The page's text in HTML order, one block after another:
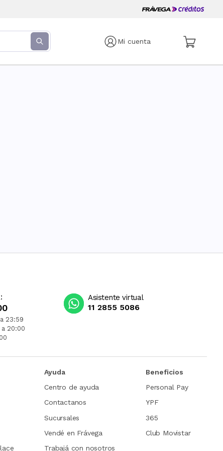
Mi cuenta
23:59
20:00
Asistente virtual
11 2855 5086
Ayuda
Centro de ayuda
Contactanos
Sucursales
Vendé en Frávega
Trabajá con nosotros
Beneficios
Personal Pay
YPF
365
Club Movistar